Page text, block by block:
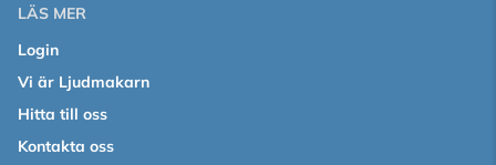
LÄS MER
Login
Vi är Ljudmakarn
Hitta till oss
Kontakta oss